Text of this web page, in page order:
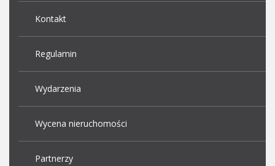
Kontakt
Regulamin
Wydarzenia
Wycena nieruchomości
Partnerzy